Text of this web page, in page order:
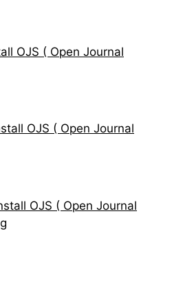
OJS ( Open Journal
OJS ( Open Journal
OJS ( Open Journal